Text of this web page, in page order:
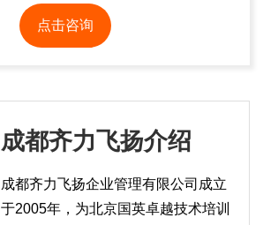
点击咨询
成都齐力飞扬介绍
成都齐力飞扬企业管理有限公司成立
于2005年，为北京国英卓越技术培训